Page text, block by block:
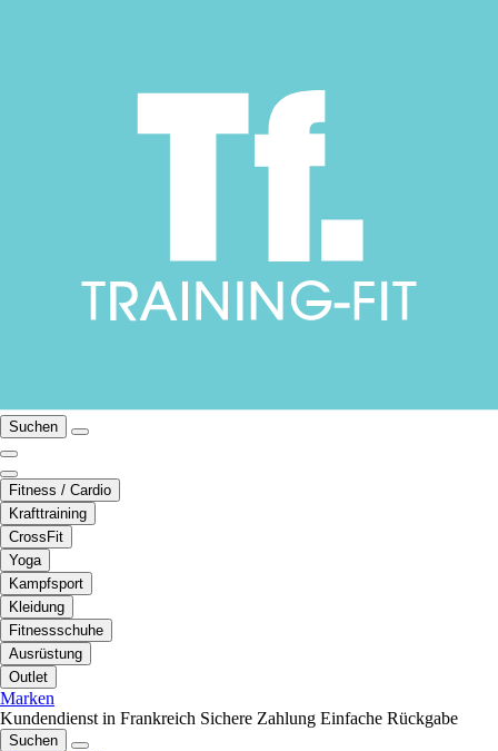
Suchen
Fitness / Cardio
Krafttraining
CrossFit
Yoga
Kampfsport
Kleidung
Fitnessschuhe
Ausrüstung
Outlet
Marken
Kundendienst in Frankreich Sichere Zahlung Einfache Rückgabe
Suchen